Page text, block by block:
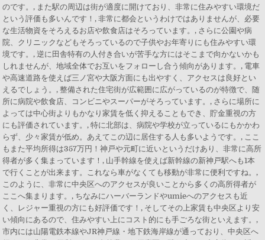
のです。, また駅の周辺は街が適度に開けており、非常に住みやすい環境だ
という評価も多いんです！, 非常に都会というわけではありませんが、必要
な生活物資をそろえるお店や飲食店はそろっています。, さらに公園や病
院、クリニックなどもそろっているので子供やお年寄りにも住みやすい環
境です。, 逆に田舎特有の人付き合いが苦手な方にはそこまで向かないかも
しれませんが、地域全体でお互いをフォローし合う傾向があります。, 電車
や高速道路を使えば三ノ宮や大阪方面にも出やすく、アクセスは良好とい
えるでしょう。, 整備された住宅街が広範囲に広がっているのが特徴で、随
所に病院や飲食店、コンビニやスーパーがそろっています。, さらに場所に
よっては中心街よりもかなり家賃を低く抑えることもでき、貯金重視の方
にも評価されています。, 特に北部は、病院や学校が立っているにもかかわ
らず、少々家賃が低め。あえてこの辺に居住する人も多いようです。, ここ
もまた平均所得は357万円！神戸や元町に近いというだけあり、非常に高所
得者が多く集まっています！, 山手幹線を使えば新幹線の新神戸駅へも1本
で行くことが出来ます。これなら車がなくても移動が非常に便利ですね。,
このように、非常に中央区へのアクセスが良いことから多くの高所得者が
ここへ集まります。, ちなみにハーバーランドやumieへのアクセスも近
く、レジャー重視の方にも好評価です！, そしてその上家賃も中央区より安
い傾向にあるので、住みやすい上にコスト的にも手ごろな街といえます。,
市内には山陽電鉄本線やJR神戸線・地下鉄海岸線が通っており、中央区へ